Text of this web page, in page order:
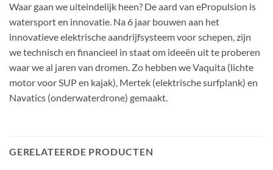
Waar gaan we uiteindelijk heen? De aard van ePropulsion is
watersport en innovatie. Na 6 jaar bouwen aan het
innovatieve elektrische aandrijfsysteem voor schepen, zijn
we technisch en financieel in staat om ideeën uit te proberen
waar we al jaren van dromen. Zo hebben we Vaquita (lichte
motor voor SUP en kajak), Mertek (elektrische surfplank) en
Navatics (onderwaterdrone) gemaakt.
GERELATEERDE PRODUCTEN